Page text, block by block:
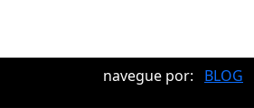
navegue por: BLOG